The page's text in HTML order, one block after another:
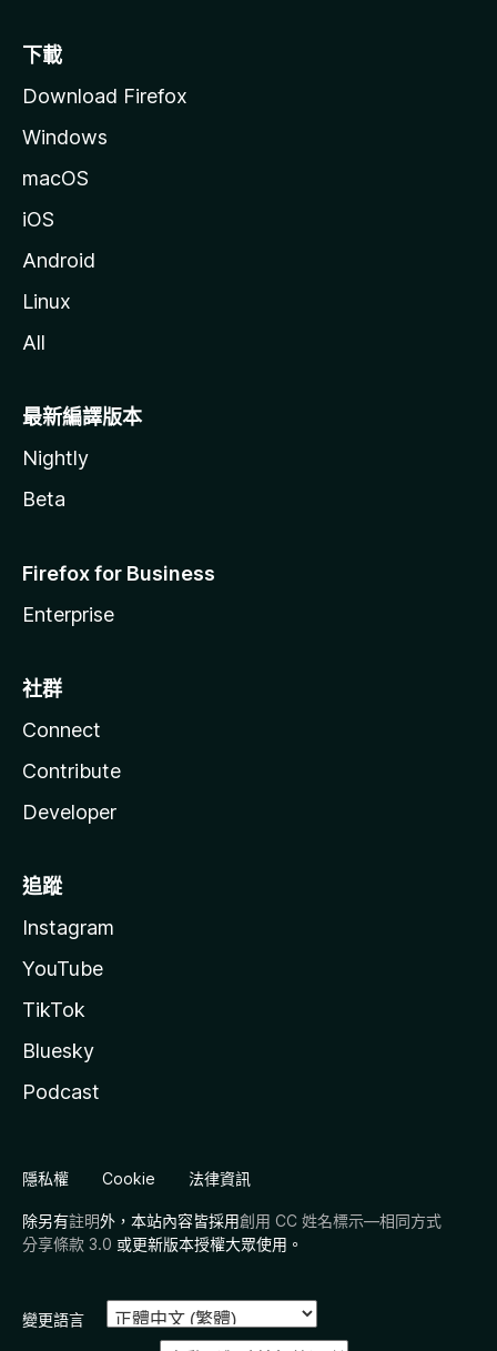
下載
Download Firefox
Windows
macOS
iOS
Android
Linux
All
最新編譯版本
Nightly
Beta
Firefox for Business
Enterprise
社群
Connect
Contribute
Developer
追蹤
Instagram
YouTube
TikTok
Bluesky
Podcast
隱私權 Cookie 法律資訊
除另有註明外，本站內容皆採用創用 CC 姓名標示—相同方式
分享條款 3.0 或更新版本授權大眾使用。
變更語言